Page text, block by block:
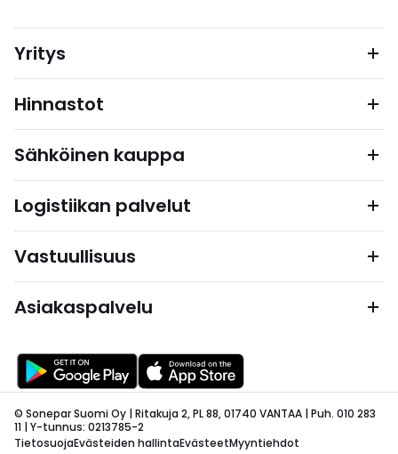
Yritys
Hinnastot
Sähköinen kauppa
Logistiikan palvelut
Vastuullisuus
Asiakaspalvelu
© Sonepar Suomi Oy | Ritakuja 2, PL 88, 01740 VANTAA | Puh. 010 283
11 | Y-tunnus: 0213785-2
TietosuojaEvästeiden hallintaEvästeetMyyntiehdot